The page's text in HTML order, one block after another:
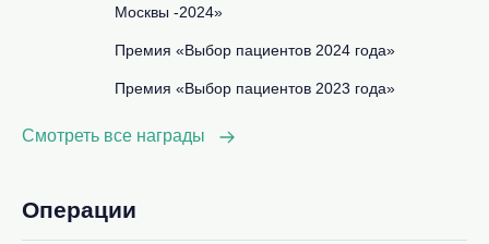
Москвы -2024»
Премия «Выбор пациентов 2024 года»
Премия «Выбор пациентов 2023 года»
Смотреть все награды
Операции